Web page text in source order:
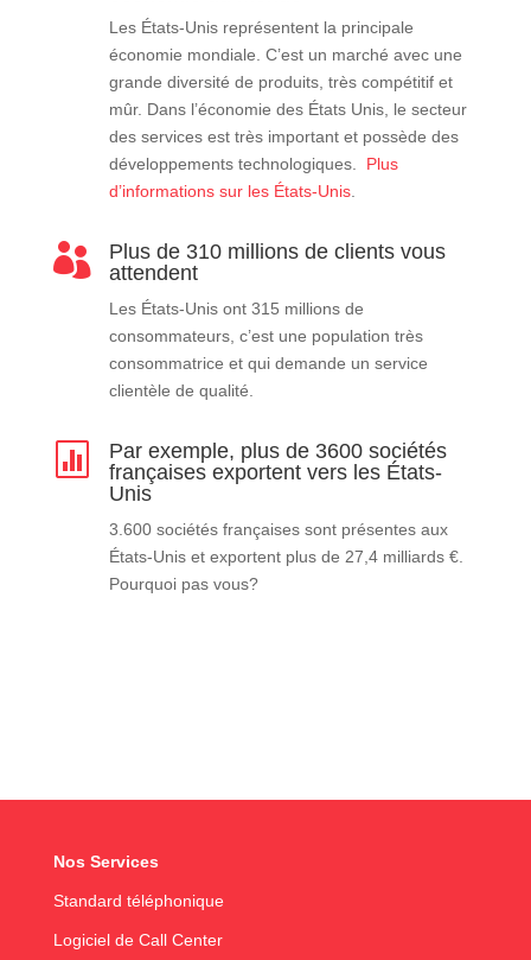
Les États-Unis représentent la principale
économie mondiale. C’est un marché avec une
grande diversité de produits, très compétitif et
mûr. Dans l’économie des États Unis, le secteur
des services est très important et possède des
développements technologiques. Plus
d’informations sur les États-Unis.

Plus de 310 millions de clients vous
attendent
Les États-Unis ont 315 millions de
consommateurs, c’est une population très
consommatrice et qui demande un service
clientèle de qualité.

Par exemple, plus de 3600 sociétés
françaises exportent vers les États-
Unis
3.600 sociétés françaises sont présentes aux
États-Unis et exportent plus de 27,4 milliards €.
Pourquoi pas vous?
Nos Services
Standard téléphonique
Logiciel de Call Center